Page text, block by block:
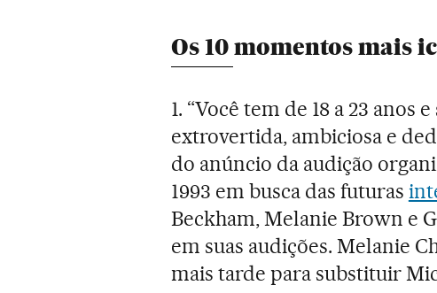
Os 10 momentos mais
1. “Você tem de 18 a 23 anos
extrovertida, ambiciosa e
do anúncio da audição
1993 em busca das futuras
Beckham, Melanie Brown e
em suas audições. Melanie
mais tarde para substituir